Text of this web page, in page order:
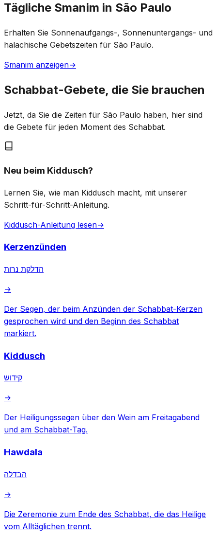
Tägliche Smanim in São Paulo
Erhalten Sie Sonnenaufgangs-, Sonnenuntergangs- und
halachische Gebetszeiten für São Paulo.
Smanim anzeigen→
Schabbat-Gebete, die Sie brauchen
Jetzt, da Sie die Zeiten für São Paulo haben, hier sind
die Gebete für jeden Moment des Schabbat.
Neu beim Kiddusch?
Lernen Sie, wie man Kiddusch macht, mit unserer
Schritt-für-Schritt-Anleitung.
Kiddusch-Anleitung lesen→
Kerzenzünden
הדלקת נרות
→
Der Segen, der beim Anzünden der Schabbat-Kerzen
gesprochen wird und den Beginn des Schabbat
markiert.
Kiddusch
קידוש
→
Der Heiligungssegen über den Wein am Freitagabend
und am Schabbat-Tag.
Hawdala
הבדלה
→
Die Zeremonie zum Ende des Schabbat, die das Heilige
vom Alltäglichen trennt.